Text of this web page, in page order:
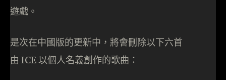
遊戲。
是次在中國版的更新中，將會刪除以下六首
由 ICE 以個人名義創作的歌曲：